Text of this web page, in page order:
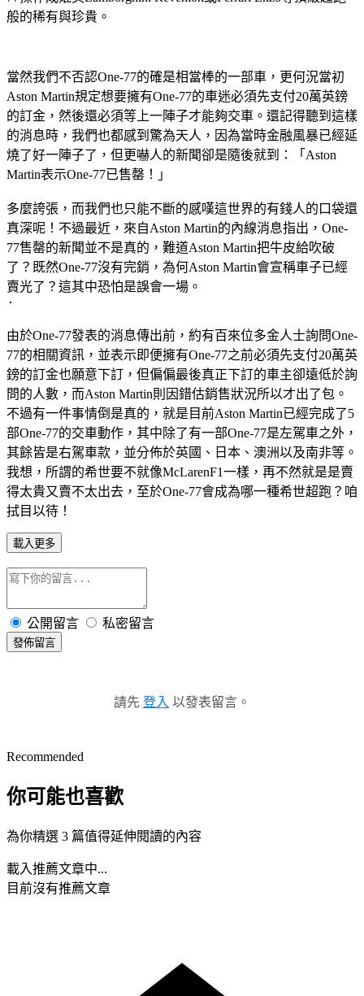
般的稀有與珍貴。
當然我們不否認One-77的確是相當棒的一部車，更何況當初
Aston Martin規定想要擁有One-77的車迷必須先支付20萬英鎊
的訂金，然後還必須等上一陣子才能夠交車。還記得聽到這樣
的消息時，我們也都感到驚為天人，因為當時金融風暴已經延
燒了好一陣子了，但更嚇人的新聞卻是隨後就到：「Aston
Martin表示One-77已售罄！」
多麼誇張，而我們也只能不斷的感嘆這世界的有錢人的口袋還
真深呢！不過最近，來自Aston Martin的內線消息指出，One-
77售罄的新聞並不是真的，難道Aston Martin把牛皮給吹破
了？既然One-77沒有完銷，為何Aston Martin會宣稱車子已經
賣光了？這其中恐怕是誤會一場。
由於One-77發表的消息傳出前，約有百來位多金人士詢問One-
77的相關資訊，並表示即便擁有One-77之前必須先支付20萬英
鎊的訂金也願意下訂，但偏偏最後真正下訂的車主卻遠低於詢
問的人數，而Aston Martin則因錯估銷售狀況所以才出了包。
不過有一件事情倒是真的，就是目前Aston Martin已經完成了5
部One-77的交車動作，其中除了有一部One-77是左駕車之外，
其餘皆是右駕車款，並分佈於英國、日本、澳洲以及南非等。
我想，所謂的希世要不就像McLarenF1一樣，再不然就是是賣
得太貴又賣不太出去，至於One-77會成為哪一種希世超跑？咱
拭目以待！
載入更多
公開留言 私密留言
發佈留言
請先 登入 以發表留言。
Recommended
你可能也喜歡
為你精選 3 篇值得延伸閱讀的內容
載入推薦文章中...
目前沒有推薦文章